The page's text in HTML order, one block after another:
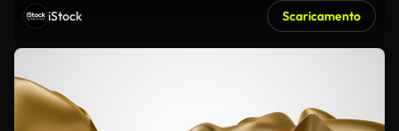
iStock Scaricamento